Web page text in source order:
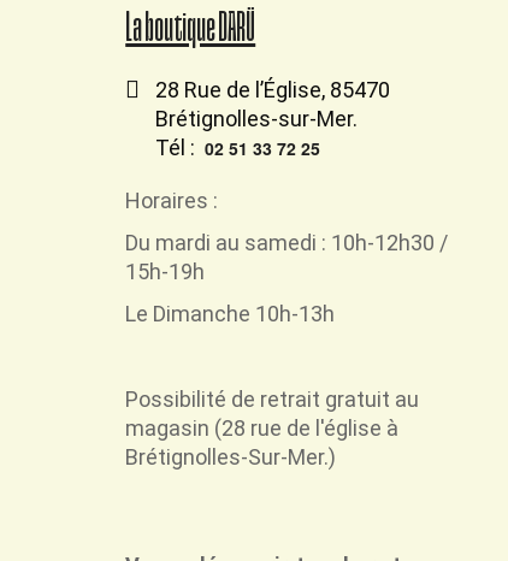
La boutique DARÜ
28 Rue de l’Église, 85470
Brétignolles-sur-Mer.
Tél : 02 51 33 72 25
Horaires :
Du mardi au samedi : 10h-12h30 /
15h-19h
Le Dimanche 10h-13h
Possibilité de retrait gratuit au
magasin (28 rue de l'église à
Brétignolles-Sur-Mer.)